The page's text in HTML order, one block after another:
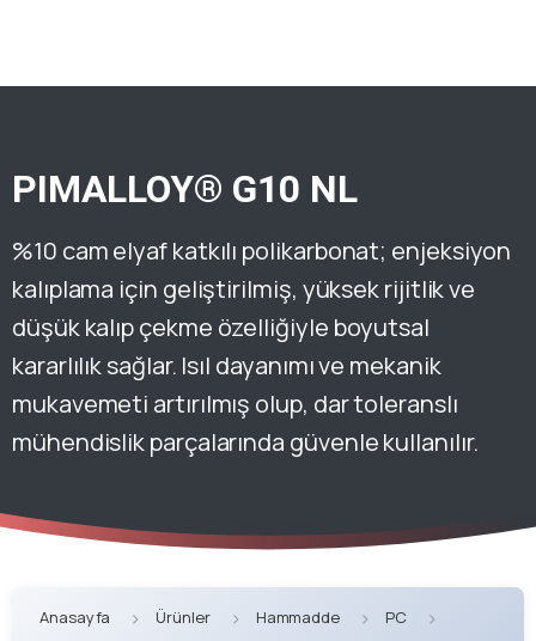
PIMALLOY® G10 NL
%10 cam elyaf katkılı polikarbonat; enjeksiyon
kalıplama için geliştirilmiş, yüksek rijitlik ve
düşük kalıp çekme özelliğiyle boyutsal
kararlılık sağlar. Isıl dayanımı ve mekanik
mukavemeti artırılmış olup, dar toleranslı
mühendislik parçalarında güvenle kullanılır.
Anasayfa Ürünler Hammadde
PC